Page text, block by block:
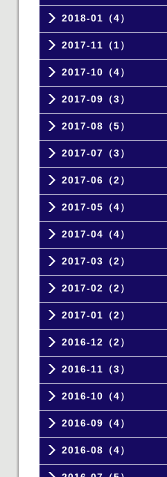
2018-01（4）
2017-11（1）
2017-10（4）
2017-09（3）
2017-08（5）
2017-07（3）
2017-06（2）
2017-05（4）
2017-04（4）
2017-03（2）
2017-02（2）
2017-01（2）
2016-12（2）
2016-11（3）
2016-10（4）
2016-09（4）
2016-08（4）